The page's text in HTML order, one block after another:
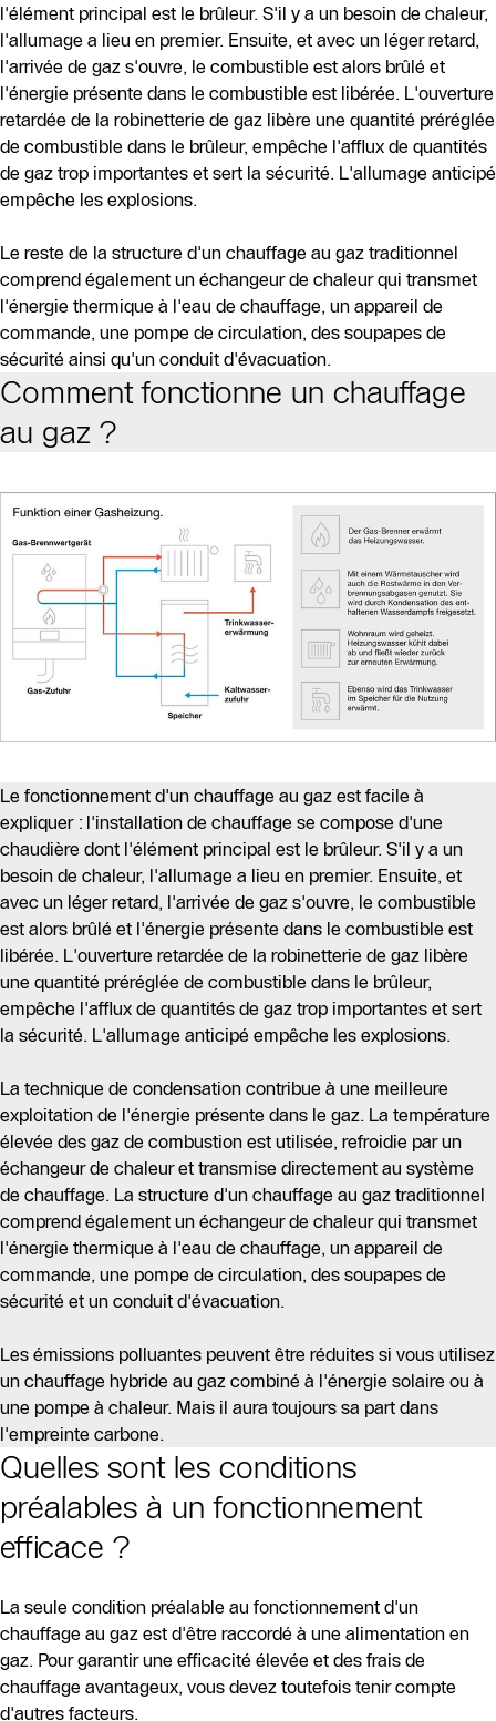
l'élément principal est le brûleur. S'il y a un besoin de chaleur,
l'allumage a lieu en premier. Ensuite, et avec un léger retard,
l'arrivée de gaz s'ouvre, le combustible est alors brûlé et
l'énergie présente dans le combustible est libérée. L'ouverture
retardée de la robinetterie de gaz libère une quantité préréglée
de combustible dans le brûleur, empêche l'afflux de quantités
de gaz trop importantes et sert la sécurité. L'allumage anticipé
empêche les explosions.
Le reste de la structure d'un chauffage au gaz traditionnel
comprend également un échangeur de chaleur qui transmet
l'énergie thermique à l'eau de chauffage, un appareil de
commande, une pompe de circulation, des soupapes de
sécurité ainsi qu'un conduit d'évacuation.
Comment fonctionne un chauffage
au gaz ?
Le fonctionnement d'un chauffage au gaz est facile à
expliquer : l'installation de chauffage se compose d'une
chaudière dont l'élément principal est le brûleur. S'il y a un
besoin de chaleur, l'allumage a lieu en premier. Ensuite, et
avec un léger retard, l'arrivée de gaz s'ouvre, le combustible
est alors brûlé et l'énergie présente dans le combustible est
libérée. L'ouverture retardée de la robinetterie de gaz libère
une quantité préréglée de combustible dans le brûleur,
empêche l'afflux de quantités de gaz trop importantes et sert
la sécurité. L'allumage anticipé empêche les explosions.
La technique de condensation contribue à une meilleure
exploitation de l'énergie présente dans le gaz. La température
élevée des gaz de combustion est utilisée, refroidie par un
échangeur de chaleur et transmise directement au système
de chauffage. La structure d'un chauffage au gaz traditionnel
comprend également un échangeur de chaleur qui transmet
l'énergie thermique à l'eau de chauffage, un appareil de
commande, une pompe de circulation, des soupapes de
sécurité et un conduit d'évacuation.
Les émissions polluantes peuvent être réduites si vous utilisez
un chauffage hybride au gaz combiné à l'énergie solaire ou à
une pompe à chaleur. Mais il aura toujours sa part dans
l'empreinte carbone.
Quelles sont les conditions
préalables à un fonctionnement
efficace ?
La seule condition préalable au fonctionnement d'un
chauffage au gaz est d'être raccordé à une alimentation en
gaz. Pour garantir une efficacité élevée et des frais de
chauffage avantageux, vous devez toutefois tenir compte
d'autres facteurs.